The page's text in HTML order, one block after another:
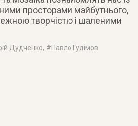
просторами майбутнього,
творчістю і шаленими
Дудченко, #Павло Гудімов